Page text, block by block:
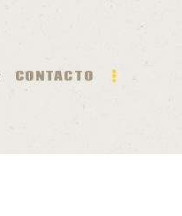
CONTACTO